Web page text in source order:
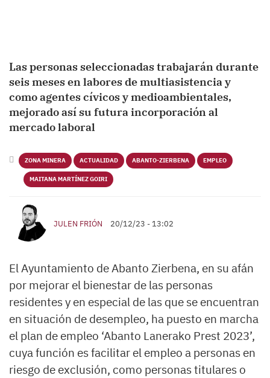
Las personas seleccionadas trabajarán durante
seis meses en labores de multiasistencia y
como agentes cívicos y medioambientales,
mejorado así su futura incorporación al
mercado laboral
ZONA MINERA ACTUALIDAD ABANTO-ZIERBENA EMPLEO
MAITANA MARTÍNEZ GOIRI
JULEN FRIÓN 20/12/23 - 13:02
El Ayuntamiento de Abanto Zierbena, en su afán
por mejorar el bienestar de las personas
residentes y en especial de las que se encuentran
en situación de desempleo, ha puesto en marcha
el plan de empleo ‘Abanto Lanerako Prest 2023’,
cuya función es facilitar el empleo a personas en
riesgo de exclusión, como personas titulares o